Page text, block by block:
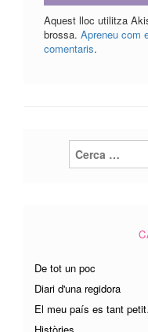
Aquest lloc utilitza
brossa. Apreneu com
comentaris.
Cerca:
De tot un poc
Diari d'una regidora
El meu país es tant